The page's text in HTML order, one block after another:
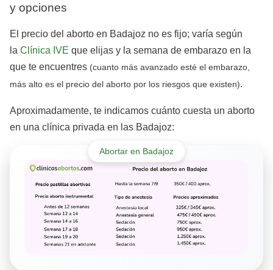
y opciones
El precio del aborto en Badajoz no es fijo; varía según
la Clínica IVE que elijas y la semana de embarazo en la
que te encuentres (cuanto más avanzado esté el embarazo,
más alto es el precio del aborto por los riesgos que existen).
Aproximadamente, te indicamos cuánto cuesta un aborto
en una clínica privada en las Badajoz:
Abortar en Badajoz